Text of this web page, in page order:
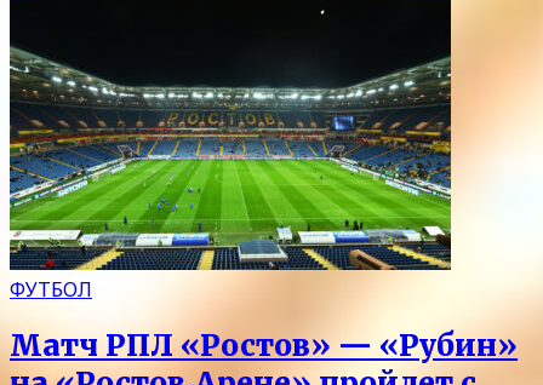
ФУТБОЛ
Матч РПЛ «Ростов» — «Рубин»